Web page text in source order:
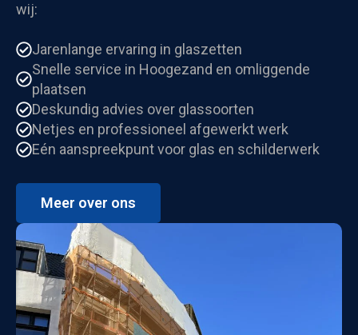
wij:
Jarenlange ervaring in glaszetten
Snelle service in Hoogezand en omliggende
plaatsen
Deskundig advies over glassoorten
Netjes en professioneel afgewerkt werk
Eén aanspreekpunt voor glas en schilderwerk
Meer over ons